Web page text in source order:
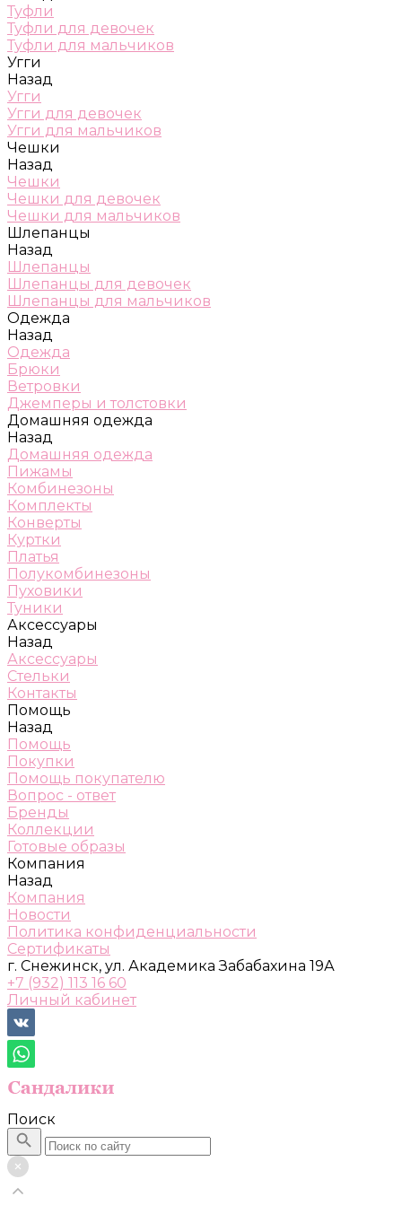
Туфли
Туфли для девочек
Туфли для мальчиков
Угги
Назад
Угги
Угги для девочек
Угги для мальчиков
Чешки
Назад
Чешки
Чешки для девочек
Чешки для мальчиков
Шлепанцы
Назад
Шлепанцы
Шлепанцы для девочек
Шлепанцы для мальчиков
Одежда
Назад
Одежда
Брюки
Ветровки
Джемперы и толстовки
Домашняя одежда
Назад
Домашняя одежда
Пижамы
Комбинезоны
Комплекты
Конверты
Куртки
Платья
Полукомбинезоны
Пуховики
Туники
Аксессуары
Назад
Аксессуары
Стельки
Контакты
Помощь
Назад
Помощь
Покупки
Помощь покупателю
Вопрос - ответ
Бренды
Коллекции
Готовые образы
Компания
Назад
Компания
Новости
Политика конфиденциальности
Сертификаты
г. Снежинск, ул. Академика Забабахина 19А
+7 (932) 113 16 60
Личный кабинет
Поиск